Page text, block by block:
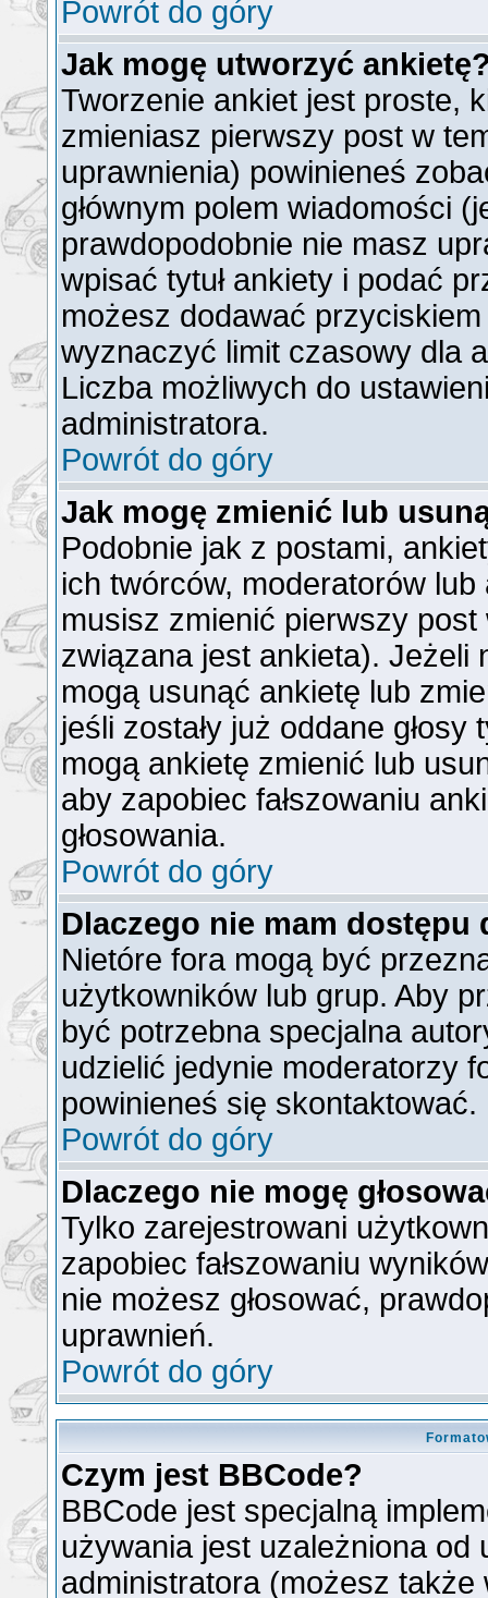
Powrót do góry
Jak mogę utworzyć
Tworzenie ankiet jest proste,
zmieniasz pierwszy post w
uprawnienia) powinieneś
głównym polem wiadomości
prawdopodobnie nie masz
wpisać tytuł ankiety i podać
możesz dodawać
wyznaczyć limit czasowy dla
Liczba możliwych do
administratora.
Powrót do góry
Jak mogę zmienić lub
Podobnie jak z postami,
ich twórców, moderatorów
musisz zmienić pierwszy
związana jest ankieta). Jeżeli
mogą usunąć ankietę lub
jeśli zostały już oddane
mogą ankietę zmienić lub
aby zapobiec fałszowaniu
głosowania.
Powrót do góry
Dlaczego nie mam dostępu
Nietóre fora mogą być
użytkowników lub grup. Aby
być potrzebna specjalna
udzielić jedynie moderatorzy
powinieneś się skontaktować.
Powrót do góry
Dlaczego nie mogę
Tylko zarejestrowani
zapobiec fałszowaniu
nie możesz głosować,
uprawnień.
Powrót do góry
Czym jest BBCode?
BBCode jest specjalną
używania jest uzależniona
administratora (możesz także